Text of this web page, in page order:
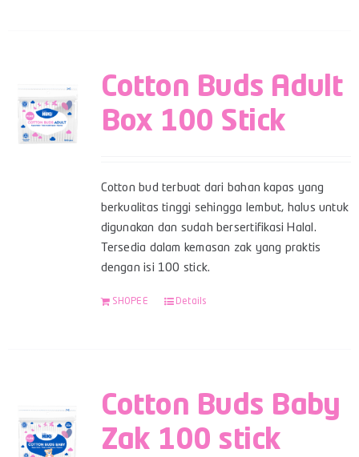
Cotton Buds Adult
Box 100 Stick
Cotton bud terbuat dari bahan kapas yang
berkualitas tinggi sehingga lembut, halus untuk
digunakan dan sudah bersertifikasi Halal.
Tersedia dalam kemasan zak yang praktis
dengan isi 100 stick.
SHOPEE Details
Cotton Buds Baby
Zak 100 stick